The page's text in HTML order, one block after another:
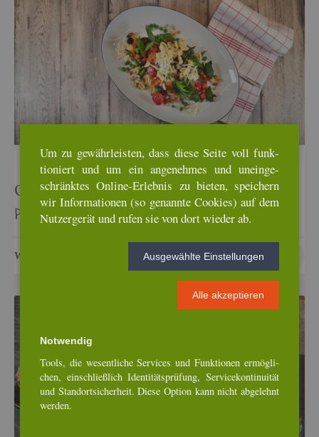
Ca­po­na­ta mit Erb­sen und Erb­sen-Bär­lauch­
pes­to
WEI­TER­LE­SEN … 08 MAI 2022
Um zu ge­währ­leis­ten, dass diese Seite voll funk­
tio­niert und um ein an­ge­neh­mes und un­ein­ge­
schränk­tes On­line-Er­leb­nis zu bie­ten, spei­chern
wir In­for­ma­tio­nen (so ge­nann­te Coo­kies) auf dem
Nut­zer­ge­rät und rufen sie von dort wie­der ab.
Aus­ge­wähl­te Ein­stel­lun­gen
Alle ak­zep­tie­ren
Not­wen­dig
Tools, die we­sent­li­che Ser­vices und Funk­tio­nen er­mög­li­
chen, ein­schlie­ß­lich Iden­ti­täts­prü­fung, Ser­vice­kon­ti­nui­tät
und Stand­ort­si­cher­heit. Diese Op­ti­on kann nicht ab­ge­lehnt
wer­den.